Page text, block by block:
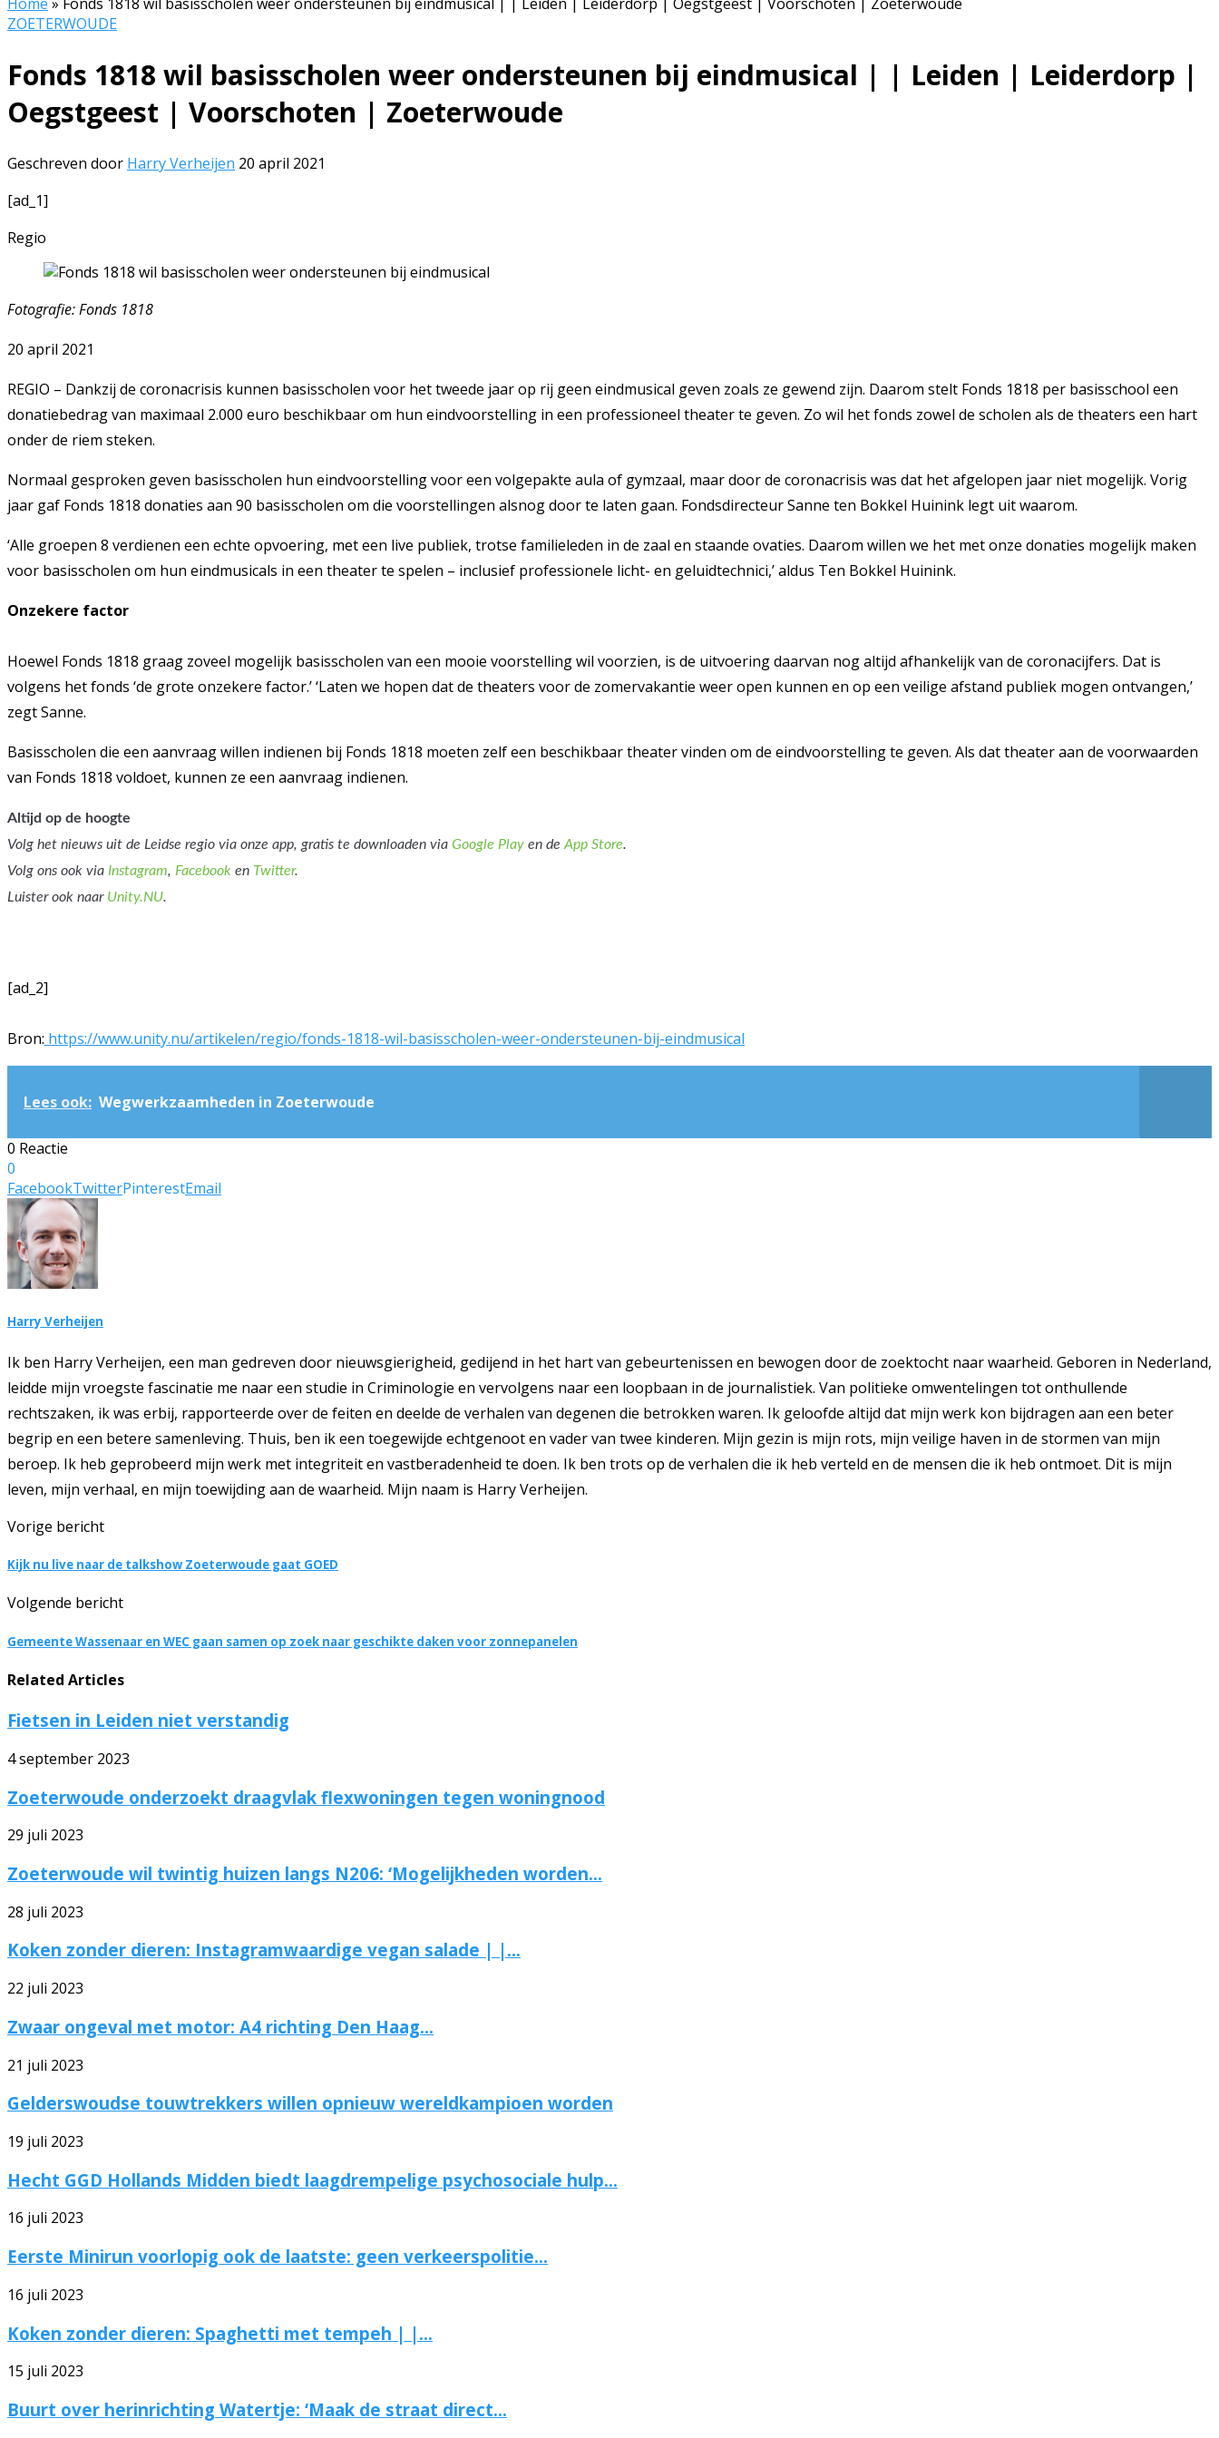
ZOETERWOUDE
Fonds 1818 wil basisscholen weer ondersteunen bij eindmusical | | Leiden | Leiderdorp |
Oegstgeest | Voorschoten | Zoeterwoude
Geschreven door Harry Verheijen 20 april 2021
[ad_1]
Regio
Fotografie: Fonds 1818
20 april 2021
REGIO – Dankzij de coronacrisis kunnen basisscholen voor het tweede jaar op rij geen eindmusical geven zoals ze gewend zijn. Daarom stelt Fonds 1818 per basisschool een
donatiebedrag van maximaal 2.000 euro beschikbaar om hun eindvoorstelling in een professioneel theater te geven. Zo wil het fonds zowel de scholen als de theaters een hart
onder de riem steken.
Normaal gesproken geven basisscholen hun eindvoorstelling voor een volgepakte aula of gymzaal, maar door de coronacrisis was dat het afgelopen jaar niet mogelijk. Vorig
jaar gaf Fonds 1818 donaties aan 90 basisscholen om die voorstellingen alsnog door te laten gaan. Fondsdirecteur Sanne ten Bokkel Huinink legt uit waarom.
‘Alle groepen 8 verdienen een echte opvoering, met een live publiek, trotse familieleden in de zaal en staande ovaties. Daarom willen we het met onze donaties mogelijk maken
voor basisscholen om hun eindmusicals in een theater te spelen – inclusief professionele licht- en geluidtechnici,’ aldus Ten Bokkel Huinink.
Onzekere factor
Hoewel Fonds 1818 graag zoveel mogelijk basisscholen van een mooie voorstelling wil voorzien, is de uitvoering daarvan nog altijd afhankelijk van de coronacijfers. Dat is
volgens het fonds ‘de grote onzekere factor.’ ‘Laten we hopen dat de theaters voor de zomervakantie weer open kunnen en op een veilige afstand publiek mogen ontvangen,’
zegt Sanne.
Basisscholen die een aanvraag willen indienen bij Fonds 1818 moeten zelf een beschikbaar theater vinden om de eindvoorstelling te geven. Als dat theater aan de voorwaarden
van Fonds 1818 voldoet, kunnen ze een aanvraag indienen.
Altijd op de hoogte
Volg het nieuws uit de Leidse regio via onze app, gratis te downloaden via Google Play en de App Store.
Volg ons ook via Instagram, Facebook en Twitter.
Luister ook naar Unity.NU.
[ad_2]
Bron: https://www.unity.nu/artikelen/regio/fonds-1818-wil-basisscholen-weer-ondersteunen-bij-eindmusical
Lees ook: Wegwerkzaamheden in Zoeterwoude
0 Reactie
0
FacebookTwitterPinterestEmail
Harry Verheijen
Ik ben Harry Verheijen, een man gedreven door nieuwsgierigheid, gedijend in het hart van gebeurtenissen en bewogen door de zoektocht naar waarheid. Geboren in Nederland,
leidde mijn vroegste fascinatie me naar een studie in Criminologie en vervolgens naar een loopbaan in de journalistiek. Van politieke omwentelingen tot onthullende
rechtszaken, ik was erbij, rapporteerde over de feiten en deelde de verhalen van degenen die betrokken waren. Ik geloofde altijd dat mijn werk kon bijdragen aan een beter
begrip en een betere samenleving. Thuis, ben ik een toegewijde echtgenoot en vader van twee kinderen. Mijn gezin is mijn rots, mijn veilige haven in de stormen van mijn
beroep. Ik heb geprobeerd mijn werk met integriteit en vastberadenheid te doen. Ik ben trots op de verhalen die ik heb verteld en de mensen die ik heb ontmoet. Dit is mijn
leven, mijn verhaal, en mijn toewijding aan de waarheid. Mijn naam is Harry Verheijen.
Vorige bericht
Kijk nu live naar de talkshow Zoeterwoude gaat GOED
Volgende bericht
Gemeente Wassenaar en WEC gaan samen op zoek naar geschikte daken voor zonnepanelen
Related Articles
Fietsen in Leiden niet verstandig
4 september 2023
Zoeterwoude onderzoekt draagvlak flexwoningen tegen woningnood
29 juli 2023
Zoeterwoude wil twintig huizen langs N206: ‘Mogelijkheden worden...
28 juli 2023
Koken zonder dieren: Instagramwaardige vegan salade | |...
22 juli 2023
Zwaar ongeval met motor: A4 richting Den Haag...
21 juli 2023
Gelderswoudse touwtrekkers willen opnieuw wereldkampioen worden
19 juli 2023
Hecht GGD Hollands Midden biedt laagdrempelige psychosociale hulp...
16 juli 2023
Eerste Minirun voorlopig ook de laatste: geen verkeerspolitie...
16 juli 2023
Koken zonder dieren: Spaghetti met tempeh | |...
15 juli 2023
Buurt over herinrichting Watertje: ‘Maak de straat direct...